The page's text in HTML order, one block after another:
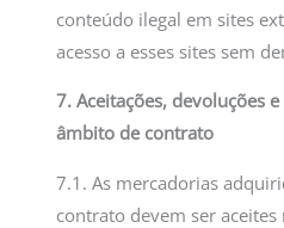
conteúdo ilegal em sites
acesso a esses sites sem
7. Aceitações, devoluções
âmbito de contrato
7.1. As mercadorias
contrato devem ser